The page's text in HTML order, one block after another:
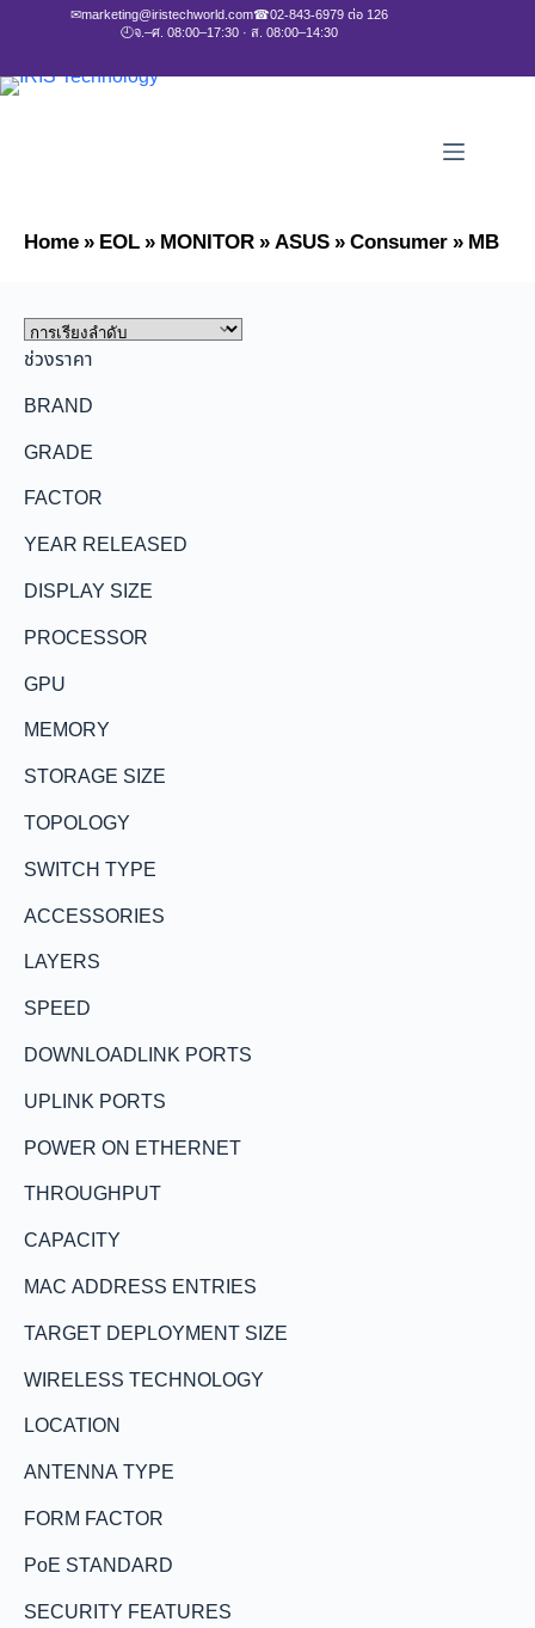
✉marketing@iristechworld.com☎02-843-6979 ต่อ 126
🕘จ.–ศ. 08:00–17:30 · ส. 08:00–14:30
Home»EOL»MONITOR»ASUS»Consumer»MB
ช่วงราคา
BRAND
GRADE
FACTOR
YEAR RELEASED
DISPLAY SIZE
PROCESSOR
GPU
MEMORY
STORAGE SIZE
TOPOLOGY
SWITCH TYPE
ACCESSORIES
LAYERS
SPEED
DOWNLOADLINK PORTS
UPLINK PORTS
POWER ON ETHERNET
THROUGHPUT
CAPACITY
MAC ADDRESS ENTRIES
TARGET DEPLOYMENT SIZE
WIRELESS TECHNOLOGY
LOCATION
ANTENNA TYPE
FORM FACTOR
PoE STANDARD
SECURITY FEATURES